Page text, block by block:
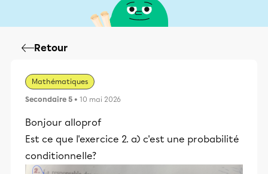
Retour
Mathématiques
Secondaire 5 • 10 mai 2026
Bonjour alloprof
Est ce que l'exercice 2. a) c'est une probabilité
conditionnelle?